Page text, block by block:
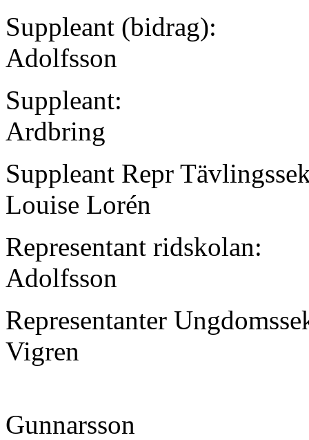
Suppleant (bidrag):
Adolfsson
Suppleant:
Ardbring
Suppleant Repr
Louise Lorén
Representant ridskolan:
Adolfsson
Representanter
Vigren
Gunnarsson